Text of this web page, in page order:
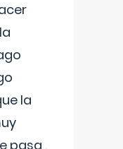
la
pasa ,